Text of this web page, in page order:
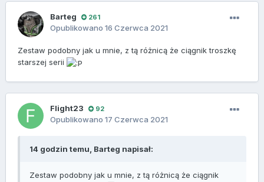
Barteg 261
Opublikowano 16 Czerwca 2021
Zestaw podobny jak u mnie, z tą różnicą że ciągnik troszkę
starszej serii
Flight23 92
Opublikowano 17 Czerwca 2021
14 godzin temu, Barteg napisał:
Zestaw podobny jak u mnie, z tą różnicą że ciągnik